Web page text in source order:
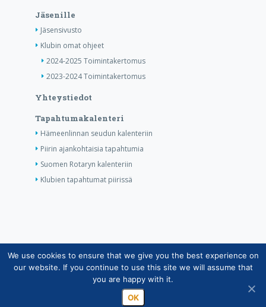
Jäsenille
Jäsensivusto
Klubin omat ohjeet
2024-2025 Toimintakertomus
2023-2024 Toimintakertomus
Yhteystiedot
Tapahtumakalenteri
Hämeenlinnan seudun kalenteriin
Piirin ajankohtaisia tapahtumia
Suomen Rotaryn kalenteriin
Klubien tapahtumat piirissä
Copyright © Suomen Rotarypalvelu ry 2026 |
Jäsentietojärjestelmän tietosuojaseloste|Henkilötietojen
käsittely Rotarytoiminnassa
We use cookies to ensure that we give you the best experience on
our website. If you continue to use this site we will assume that
you are happy with it.
OK